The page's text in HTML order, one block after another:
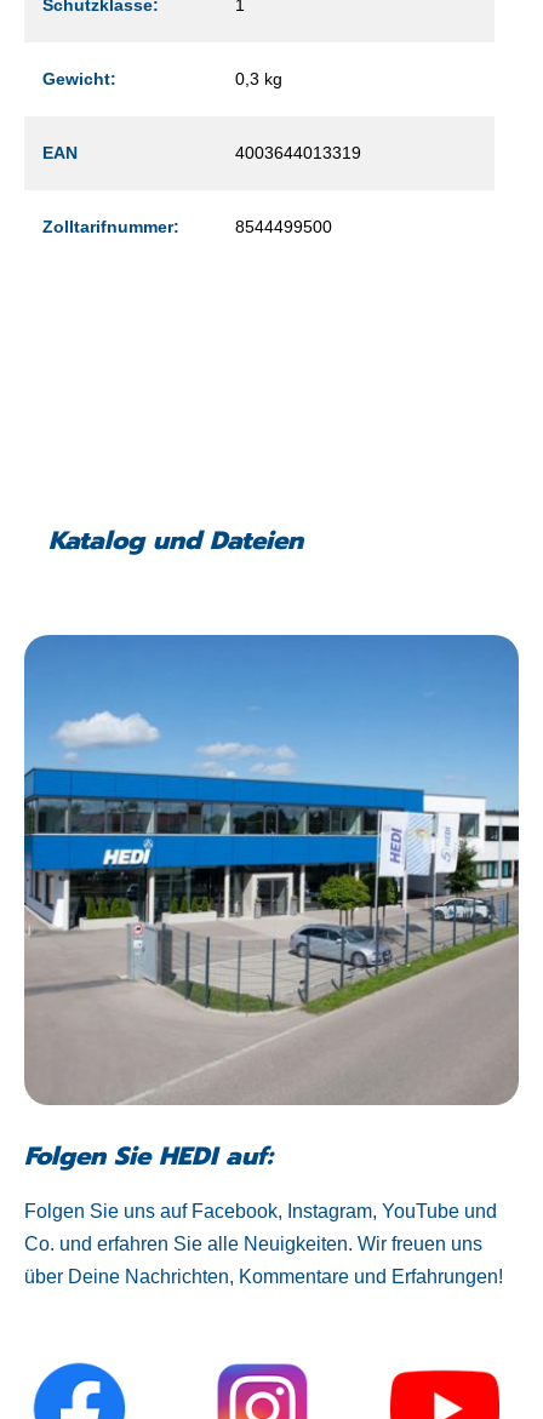
Schutzklasse: 1
Gewicht: 0,3 kg
EAN 4003644013319
Zolltarifnummer: 8544499500
Katalog und Dateien
Folgen Sie HEDI auf:
Folgen Sie uns auf Facebook, Instagram, YouTube und
Co. und erfahren Sie alle Neuigkeiten. Wir freuen uns
über Deine Nachrichten, Kommentare und Erfahrungen!